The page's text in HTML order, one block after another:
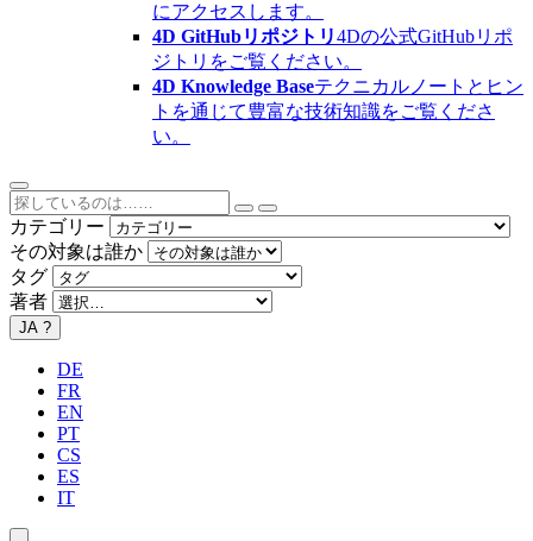
にアクセスします。
4D GitHubリポジトリ4Dの公式GitHubリポ
ジトリをご覧ください。
4D Knowledge Baseテクニカルノートとヒン
トを通じて豊富な技術知識をご覧くださ
い。
カテゴリー
その対象は誰か
タグ
著者
JA ?
DE
FR
EN
PT
CS
ES
IT